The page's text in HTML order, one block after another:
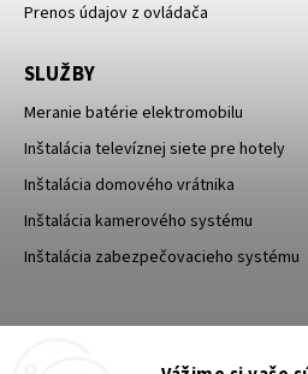
Prenos údajov z ovládača
SLUŽBY
Meranie batérie elektromobilu
Inštalácia televíznej siete pre hotely
Inštalácia domového vrátnika
Inštalácia kamerového systému
Inštalácia zabezpečovacieho systému